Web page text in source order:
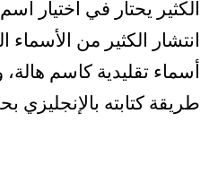
الكثير يحتار في اختيار
انتشار الكثير من الأسماء
أسماء تقليدية كاسم
طريقة كتابته بالإنجليزي